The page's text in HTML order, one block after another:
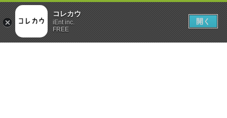
コレカウ
iEnt inc.
FREE
開く